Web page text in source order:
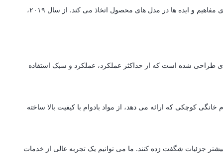
گرین لاین یک برند پیشرو در تولید لوازم جانبی است که مجهز به سیستم تولید پیشرفته با تکنولوژی است که جزئیات پیچیده را با پایه ای قوی برای ارتقای مفاهیم و ایده ها در مدل های محصول اتخاذ می کند. از سال ۲۰۱۹،
ای طراحی شده است که از حداکثر عملکرد، عملکرد و سبک استفاده
کوچکی که ارائه می دهد، از مواد بادوام با کیفیت بالا ساخته
جزئیات شگفت زده کنند. ما می توانیم یک تجربه عالی از خدمات